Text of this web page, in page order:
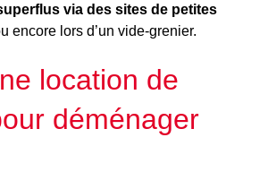
via des sites de petites
encore lors d’un vide-grenier.
location de
déménager